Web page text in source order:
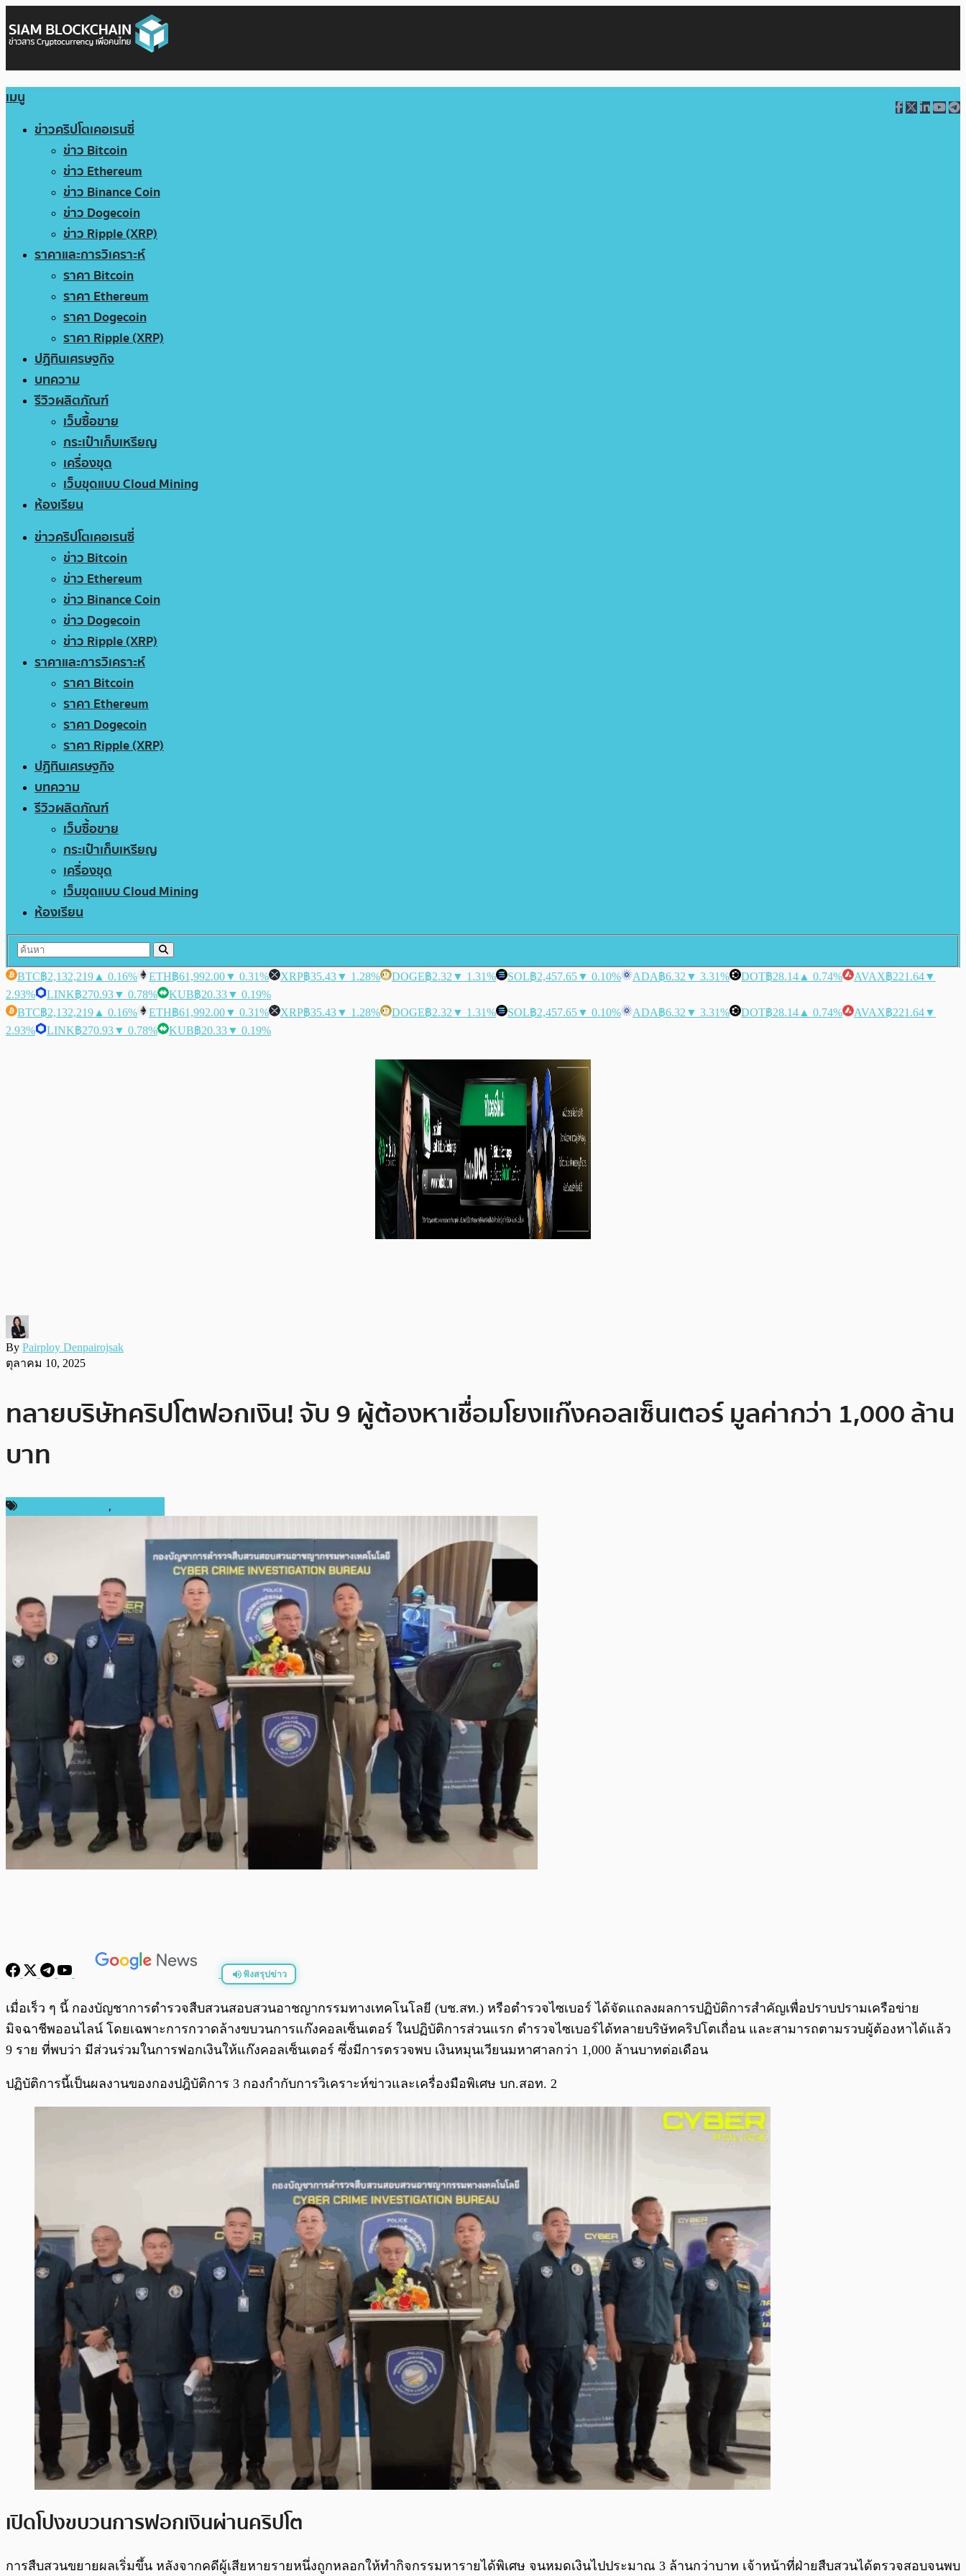
เมนู
ข่าวคริปโตเคอเรนซี่
ข่าว Bitcoin
ข่าว Ethereum
ข่าว Binance Coin
ข่าว Dogecoin
ข่าว Ripple (XRP)
ราคาและการวิเคราะห์
ราคา Bitcoin
ราคา Ethereum
ราคา Dogecoin
ราคา Ripple (XRP)
ปฏิทินเศรษฐกิจ
บทความ
รีวิวผลิตภัณฑ์
เว็บซื้อขาย
กระเป๋าเก็บเหรียญ
เครื่องขุด
เว็บขุดแบบ Cloud Mining
ห้องเรียน
ข่าวคริปโตเคอเรนซี่
ข่าว Bitcoin
ข่าว Ethereum
ข่าว Binance Coin
ข่าว Dogecoin
ข่าว Ripple (XRP)
ราคาและการวิเคราะห์
ราคา Bitcoin
ราคา Ethereum
ราคา Dogecoin
ราคา Ripple (XRP)
ปฏิทินเศรษฐกิจ
บทความ
รีวิวผลิตภัณฑ์
เว็บซื้อขาย
กระเป๋าเก็บเหรียญ
เครื่องขุด
เว็บขุดแบบ Cloud Mining
ห้องเรียน
BTC฿2,132,219 ▲ 0.16% ETH฿61,992.00▼ 0.31% XRP฿35.43▼ 1.28% DOGE฿2.32 ▼ 1.31% SOL฿2,457.65▼ 0.10% ADA฿6.32 ▼ 3.31% DOT฿28.14 ▲ 0.74% AVAX฿221.64▼
2.93%
LINK฿270.93▼ 0.78% KUB฿20.33▼ 0.19%
BTC฿2,132,219 ▲ 0.16% ETH฿61,992.00▼ 0.31% XRP฿35.43▼ 1.28% DOGE฿2.32 ▼ 1.31% SOL฿2,457.65▼ 0.10% ADA฿6.32 ▼ 3.31% DOT฿28.14 ▲ 0.74% AVAX฿221.64▼
2.93%
LINK฿270.93▼ 0.78% KUB฿20.33▼ 0.19%
By Pairploy Denpairojsak
ตุลาคม 10, 2025
ทลายบริษัทคริปโตฟอกเงิน! จับ 9 ผู้ต้องหาเชื่อมโยงแก๊งคอลเซ็นเตอร์ มูลค่ากว่า 1,000 ล้าน
บาท
,
ฟังสรุปข่าว
พร้อมเล่น / 0:00
เมื่อเร็ว ๆ นี้ กองบัญชาการตำรวจสืบสวนสอบสวนอาชญากรรมทางเทคโนโลยี (บช.สท.) หรือตำรวจไซเบอร์ ได้จัดแถลงผลการปฏิบัติการสำคัญเพื่อปราบปรามเครือข่าย
มิจฉาชีพออนไลน์ โดยเฉพาะการกวาดล้างขบวนการแก๊งคอลเซ็นเตอร์ ในปฏิบัติการส่วนแรก ตำรวจไซเบอร์ได้ทลายบริษัทคริปโตเถื่อน และสามารถตามรวบผู้ต้องหาได้แล้ว
9 ราย ที่พบว่า มีส่วนร่วมในการฟอกเงินให้แก๊งคอลเซ็นเตอร์ ซึ่งมีการตรวจพบ เงินหมุนเวียนมหาศาลกว่า 1,000 ล้านบาทต่อเดือน
ปฏิบัติการนี้เป็นผลงานของกองปฎิบัติการ 3 กองกำกับการวิเคราะห์ข่าวและเครื่องมือพิเศษ บก.สอท. 2
เปิดโปงขบวนการฟอกเงินผ่านคริปโต
การสืบสวนขยายผลเริ่มขึ้น หลังจากคดีผู้เสียหายรายหนึ่งถูกหลอกให้ทำกิจกรรมหารายได้พิเศษ จนหมดเงินไปประมาณ 3 ล้านกว่าบาท เจ้าหน้าที่ฝ่ายสืบสวนได้ตรวจสอบจนพบ